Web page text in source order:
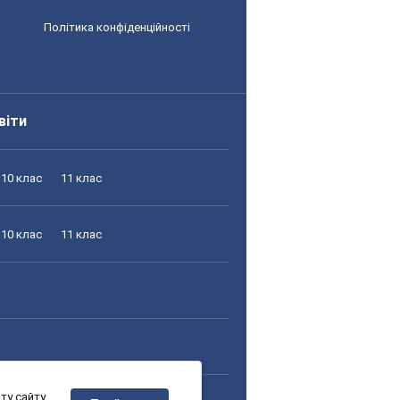
Політика конфіденційності
10 клас 11 клас
10 клас 11 клас
сайту,